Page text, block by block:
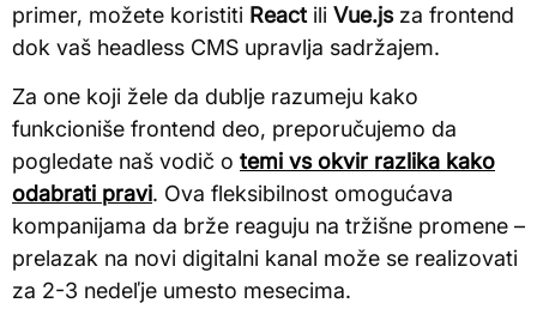
primer, možete koristiti React ili Vue.jsza frontend
dok vaš headless CMS upravlja sadržajem.
Za one koji žele da dublje razumeju kako
funkcioniše frontend deo, preporučujemo da
pogledate naš vodič o temi vs okvir razlika kako
odabrati pravi. Ova fleksibilnost omogućava
kompanijama da brže reaguju na tržišne promene –
prelazak na novi digitalni kanal može se realizovati
za 2-3 nedeľje umesto mesecima.